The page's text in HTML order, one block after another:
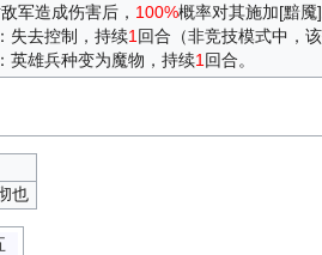
军造成伤害后， 100%概率对其施加[黯魇]
失去控制，持续1 回合（非竞技模式中，
英雄兵种变为魔物，持续1 回合。
也